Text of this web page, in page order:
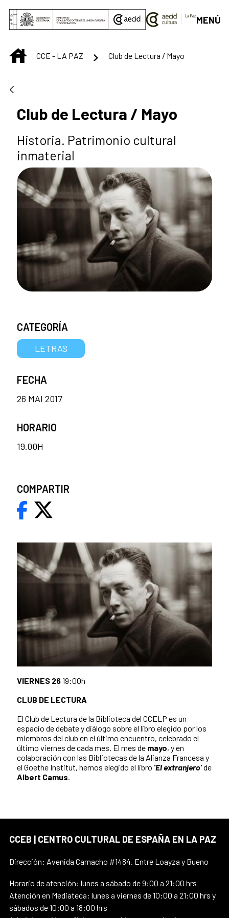
Saut au contenu principal
MENÚ
INICIOCCE - LA PAZ Club de Lectura / Mayo
Club de Lectura / Mayo
Historia. Patrimonio cultural
inmaterial
VIERNES 2619:00h
CLUB DE LECTURA
El Club de Lectura de la Biblioteca del CCELP es un
espacio de debate y diálogo sobre el libro elegido por los
miembros del club en el último encuentro, celebrado el
último viernes de cada mes. El mes de mayo, y en
colaboración con las Bibliotecas de la Alianza Francesa y
el Goethe Institut, hemos elegido el libro 'El extranjero'de
Albert Camus
CATEGORÍA
LETRAS
FECHA
26 MAI 2017
HORARIO
19.00H
COMPARTIR
CCEB | CENTRO CULTURAL DE ESPAÑA EN LA PAZ
Dirección: Avenida Camacho #1484. Entre Loayza y Bueno
Horario de atención: lunes a sábado de 9:00 a 21:00 hrs
Atención en Mediateca: lunes a viernes de 10:00 a 21:00 hrs y
sábados de 10:00 a 18:00 hrs